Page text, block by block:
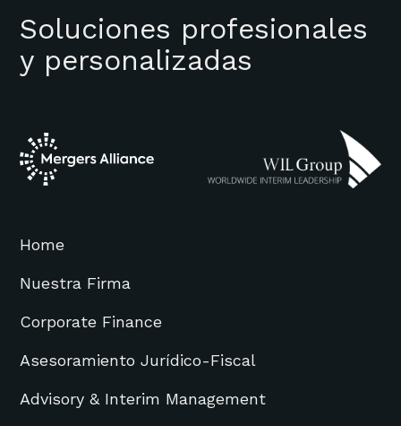
Soluciones profesionales
y personalizadas
Home
Nuestra Firma
Corporate Finance
Asesoramiento Jurídico-Fiscal
Advisory & Interim Management